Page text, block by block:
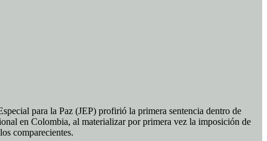
para la Paz (JEP) profirió la primera sentencia dentro de
en Colombia, al materializar por primera vez la imposición de
comparecientes.